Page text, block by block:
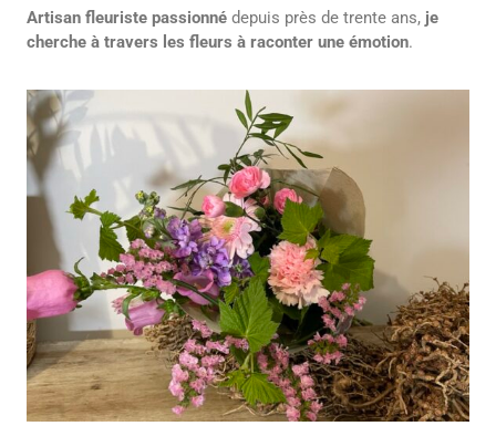
Artisan fleuriste passionné depuis près de trente ans, je
cherche à travers les fleurs à raconter une émotion.